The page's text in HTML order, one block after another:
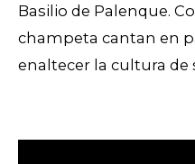
Basilio de Palenque.
champeta cantan en
enaltecer la cultura de